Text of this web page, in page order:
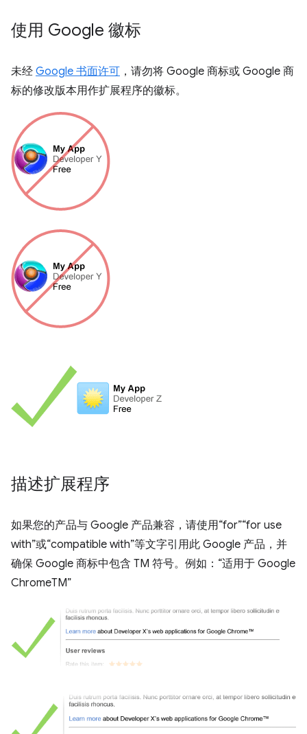
使用 Google 徽标
未经 Google 书面许可 ，请勿将 Google 商标或 Google 商
标的修改版本用作扩展程序的徽标。
描述扩展程序
如果您的产品与 Google 产品兼容，请使用“for”“for use
with”或“compatible with”等文字引用此 Google 产品，并
确保 Google 商标中包含 TM 符号。例如：“适用于 Google
ChromeTM”